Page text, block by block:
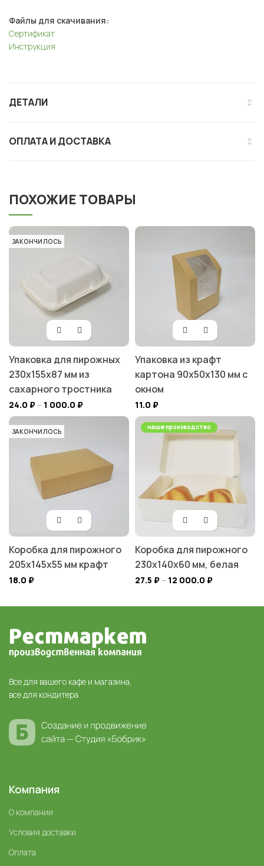
Файлы для скачивания:
Сертификат
Инструкция
ДЕТАЛИ
ОПЛАТА И ДОСТАВКА
ПОХОЖИЕ ТОВАРЫ
ЗАКОНЧИЛОСЬ
Упаковка для пирожных
230х155х87 мм из
сахарного тростника
24.0 ₽– 1 000.0 ₽
Упаковка из крафт
картона 90х50х130 мм с
окном
11.0 ₽
ЗАКОНЧИЛОСЬ
Коробка для пирожного
205х145х55 мм крафт
18.0 ₽
наше производство
Коробка для пирожного
230х140х60 мм, белая
27.5 ₽– 12 000.0 ₽
Все для вашего кафе и магазина,
все для кондитера
Компания
О компании
Условия доставки
Оплата